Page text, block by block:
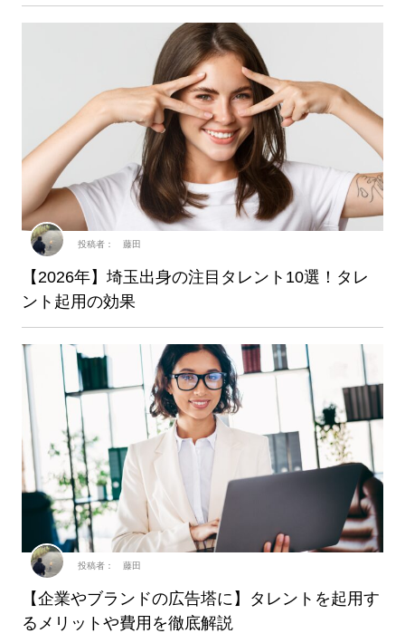
【2026年】埼玉出身の注目タレント10選！タレ
ント起用の効果
投稿者： 藤田
【企業やブランドの広告塔に】タレントを起用す
るメリットや費用を徹底解説
投稿者： 藤田